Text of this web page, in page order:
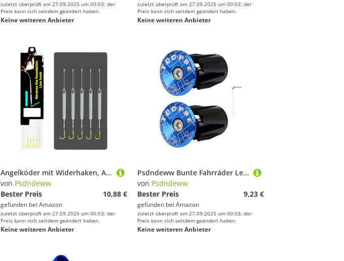
zuletzt überprüft am 27.09.2025 um 00:03; der
Preis kann sich seitdem geändert haben.
Keine weiteren Anbieter
zuletzt überprüft am 27.09.2025 um 00:03; der
Preis kann sich seitdem geändert haben.
Keine weiteren Anbieter
Angelköder mit Widerhaken, Angelköder, gebrauchsfertig, Salzwasser-Zubehör, Anti-Boden-Rig, 5 Stück
von Psdndeww
Bester Preis
10,88 €
gefunden bei Amazon
zuletzt überprüft am 27.09.2025 um 00:03; der
Preis kann sich seitdem geändert haben.
Keine weiteren Anbieter
Psdndeww Bunte Fahrräder Lenker Endstopfen Leckschutz Radsportlenkern Endkompatibil
von Psdndeww
Bester Preis
9,23 €
gefunden bei Amazon
zuletzt überprüft am 27.09.2025 um 00:03; der
Preis kann sich seitdem geändert haben.
Keine weiteren Anbieter